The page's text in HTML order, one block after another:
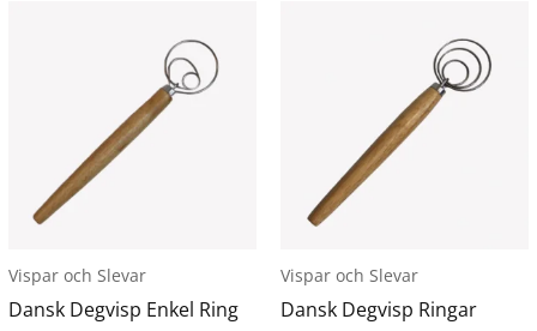
Vispar och Slevar
Dansk Degvisp Enkel Ring
Vispar och Slevar
Dansk Degvisp Ringar